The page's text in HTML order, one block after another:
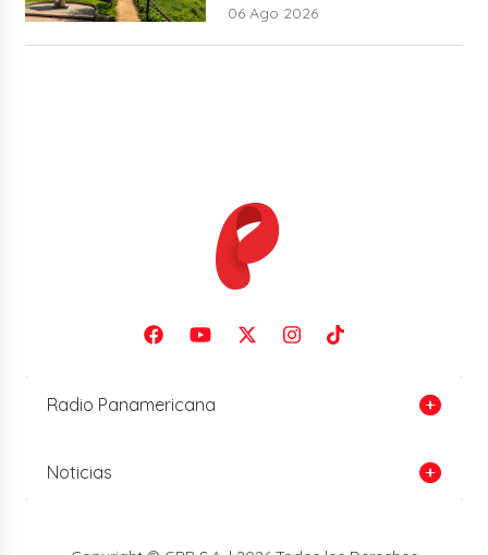
06 Ago 2026
Radio Panamericana
Noticias